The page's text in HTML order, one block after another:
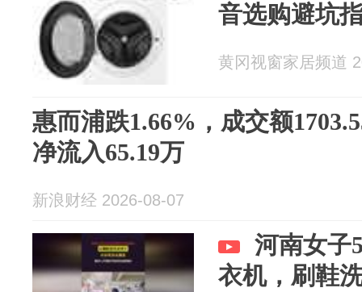
音选购避坑
黄冈视窗家居频道
惠而浦跌1.66%，成交额
净流入65.19万
新浪财经 2026-08-07
河南女子
衣机，刷鞋